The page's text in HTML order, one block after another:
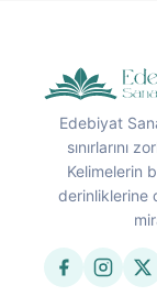
Edebiyat
sınırlarını
Kelimelerin
derinliklerine